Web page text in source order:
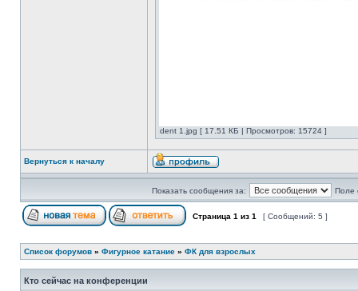
dent 1.jpg [ 17.51 КБ | Просмотров: 15724 ]
Вернуться к началу
Показать сообщения за: Поле
Страница 1 из 1 [ Сообщений: 5 ]
Список форумов » Фигурное катание » ФК для взрослых
Кто сейчас на конференции